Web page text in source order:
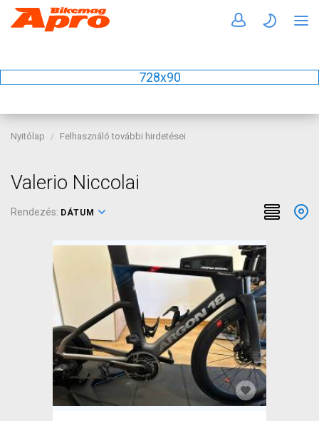
728x90
Nyitólap Felhasználó további hirdetései
Valerio Niccolai
Rendezés: DÁTUM